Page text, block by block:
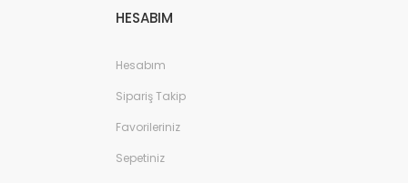
HESABIM
Hesabım
Sipariş Takip
Favorileriniz
Sepetiniz